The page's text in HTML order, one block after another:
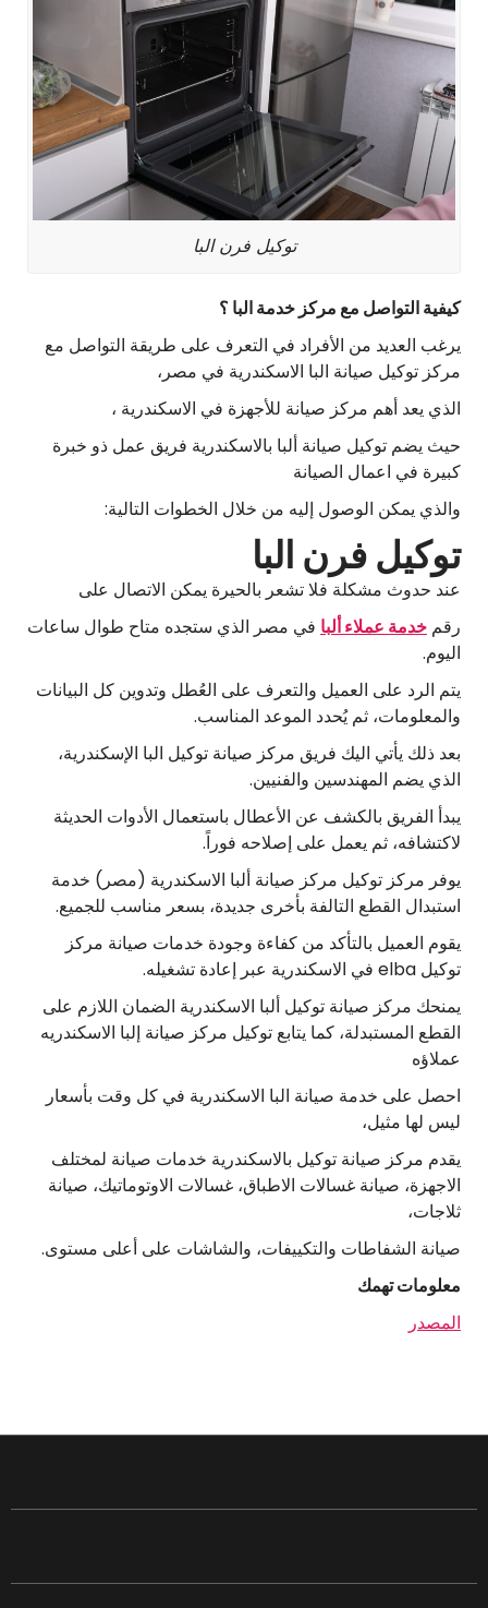
توكيل فرن البا
كيفية التواصل مع مركز خدمة البا ؟
يرغب العديد من الأفراد في التعرف على طريقة التواصل مع
مركز توكيل صيانة البا الاسكندرية في مصر،
الذي يعد أهم مركز صيانة للأجهزة في الاسكندرية ،
حيث يضم توكيل صيانة ألبا بالاسكندرية فريق عمل ذو خبرة
كبيرة في اعمال الصيانة
والذي يمكن الوصول إليه من خلال الخطوات التالية:
توكيل فرن البا
عند حدوث مشكلة فلا تشعر بالحيرة يمكن الاتصال على
رقم خدمة عملاء ألبافي مصر الذي ستجده متاح طوال ساعات
اليوم.
يتم الرد على العميل والتعرف على العُطل وتدوين كل البيانات
والمعلومات، ثم يُحدد الموعد المناسب.
بعد ذلك يأتي اليك فريق مركز صيانة توكيل البا الإسكندرية،
الذي يضم المهندسين والفنيين.
يبدأ الفريق بالكشف عن الأعطال باستعمال الأدوات الحديثة
لاكتشافه، ثم يعمل على إصلاحه فوراً.
يوفر مركز توكيل مركز صيانة ألبا الاسكندرية (مصر) خدمة
استبدال القطع التالفة بأخرى جديدة، بسعر مناسب للجميع.
يقوم العميل بالتأكد من كفاءة وجودة خدمات صيانة مركز
توكيل elba في الاسكندرية عبر إعادة تشغيله.
يمنحك مركز صيانة توكيل ألبا الاسكندرية الضمان اللازم على
القطع المستبدلة، كما يتابع توكيل مركز صيانة إلبا الاسكندريه
عملاؤه
احصل على خدمة صيانة البا الاسكندرية في كل وقت بأسعار
ليس لها مثيل،
يقدم مركز صيانة توكيل بالاسكندرية خدمات صيانة لمختلف
الاجهزة، صيانة غسالات الاطباق، غسالات الاوتوماتيك، صيانة
ثلاجات،
صيانة الشفاطات والتكييفات، والشاشات على أعلى مستوى.
معلومات تهمك
المصدر